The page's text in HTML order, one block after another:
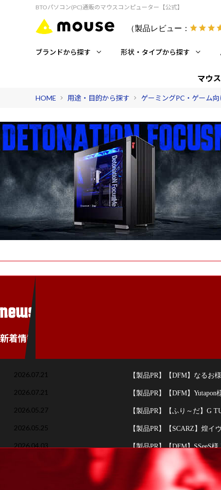
BTOパソコン(PC)通販のマウスコンピューター【公式】
（製品レビュー：
ブランドから探す 形状・タイプから探す
マウ
HOME 用途・目的から探す ゲーミングPC・ゲーム
新着情報
2026.07.21 【製品PR】【DFM】なるお
2026.07.21 【製品PR】【DFM】
2026.05.27 【製品PR】【ふり～だ】G
2026.05.25 【製品PR】【SCARZ】煌
2026.04.03 【製品PR】【DFM】SSeeS
【製品PR】【YG】カラマ
【製品PR】【YG】カラマ